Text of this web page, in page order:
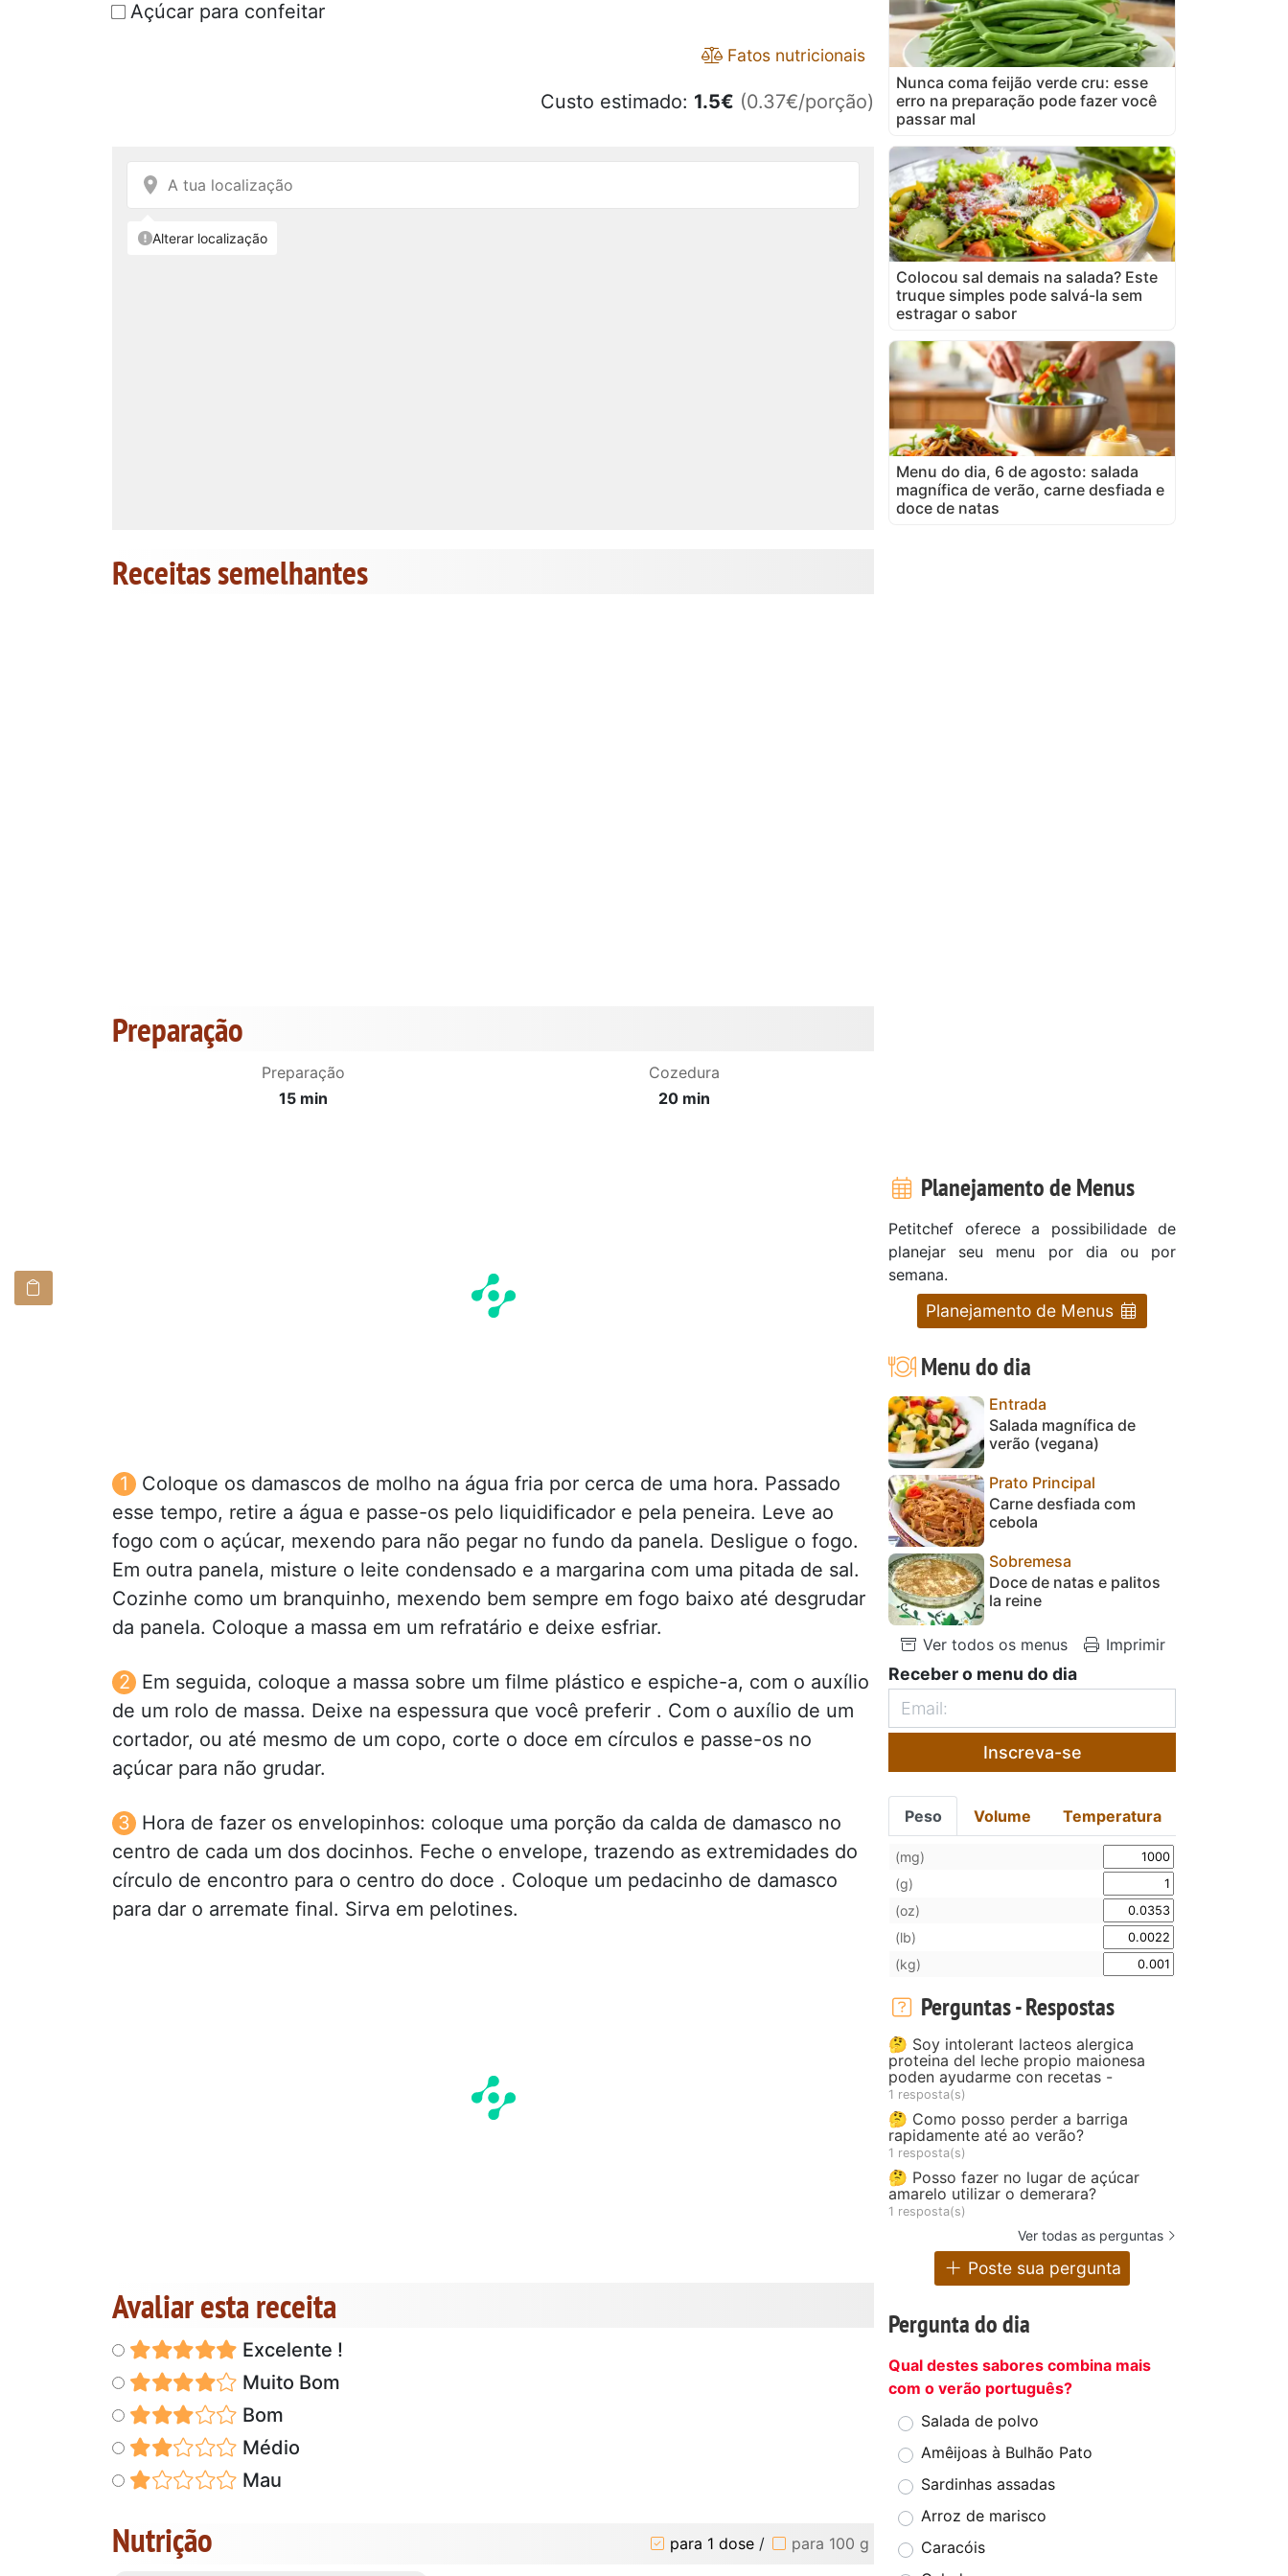
Açúcar para confeitar
Fatos nutricionais
Custo estimado: 1.5€ (0.37€/porção)
Receitas semelhantes
Preparação
Preparação
15 min
Cozedura
20 min
Coloque os damascos de molho na água fria por cerca de uma hora. Passado
esse tempo, retire a água e passe-os pelo liquidificador e pela peneira. Leve ao
fogo com o açúcar, mexendo para não pegar no fundo da panela. Desligue o fogo.
Em outra panela, misture o leite condensado e a margarina com uma pitada de sal.
Cozinhe como um branquinho, mexendo bem sempre em fogo baixo até desgrudar
da panela. Coloque a massa em um refratário e deixe esfriar.
Em seguida, coloque a massa sobre um filme plástico e espiche-a, com o auxílio
de um rolo de massa. Deixe na espessura que você preferir . Com o auxílio de um
cortador, ou até mesmo de um copo, corte o doce em círculos e passe-os no
açúcar para não grudar.
Hora de fazer os envelopinhos: coloque uma porção da calda de damasco no
centro de cada um dos docinhos. Feche o envelope, trazendo as extremidades do
círculo de encontro para o centro do doce . Coloque um pedacinho de damasco
para dar o arremate final. Sirva em pelotines.
Avaliar esta receita
Excelente !
Muito Bom
Bom
Médio
Mau
Nutrição para 1 dose / para 100 g
Nunca coma feijão verde cru: esse
erro na preparação pode fazer você
passar mal
Colocou sal demais na salada? Este
truque simples pode salvá-la sem
estragar o sabor
Menu do dia, 6 de agosto: salada
magnífica de verão, carne desfiada e
doce de natas
Planejamento de Menus
Petitchef oferece a possibilidade de
planejar seu menu por dia ou por
semana.
Planejamento de Menus
Menu do dia
Entrada
Salada magnífica de
verão (vegana)
Prato Principal
Carne desfiada com
cebola
Sobremesa
Doce de natas e palitos
la reine
Ver todos os menus Imprimir
Receber o menu do dia
Inscreva-se
Peso Volume Temperatura
(mg)
(g)
(oz)
(lb)
(kg)
Perguntas - Respostas
🤔 Soy intolerant lacteos alergica
proteina del leche propio maionesa
poden ayudarme con recetas -
1 resposta(s)
🤔 Como posso perder a barriga
rapidamente até ao verão?
1 resposta(s)
🤔 Posso fazer no lugar de açúcar
amarelo utilizar o demerara?
1 resposta(s)
Ver todas as perguntas
Poste sua pergunta
Pergunta do dia
Qual destes sabores combina mais
com o verão português?
Salada de polvo
Amêijoas à Bulhão Pato
Sardinhas assadas
Arroz de marisco
Caracóis